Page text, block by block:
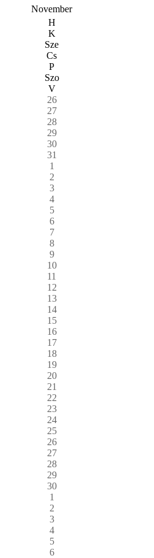
November
H
K
Sze
Cs
P
Szo
V
26
27
28
29
30
31
1
2
3
4
5
6
7
8
9
10
11
12
13
14
15
16
17
18
19
20
21
22
23
24
25
26
27
28
29
30
1
2
3
4
5
6